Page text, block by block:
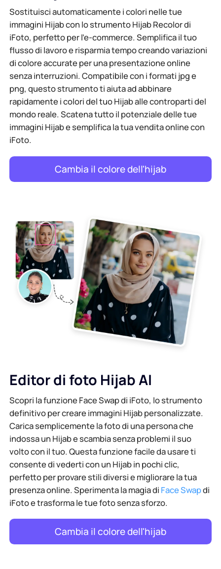
Sostituisci automaticamente i colori nelle tue
immagini Hijab con lo strumento Hijab Recolor di
iFoto, perfetto per l'e-commerce. Semplifica il tuo
flusso di lavoro e risparmia tempo creando variazioni
di colore accurate per una presentazione online
senza interruzioni. Compatibile con i formati jpg e
png, questo strumento ti aiuta ad abbinare
rapidamente i colori del tuo Hijab alle controparti del
mondo reale. Scatena tutto il potenziale delle tue
immagini Hijab e semplifica la tua vendita online con
iFoto.
Cambia il colore dell'hijab
Editor di foto Hijab AI
Scopri la funzione Face Swap di iFoto, lo strumento
definitivo per creare immagini Hijab personalizzate.
Carica semplicemente la foto di una persona che
indossa un Hijab e scambia senza problemi il suo
volto con il tuo. Questa funzione facile da usare ti
consente di vederti con un Hijab in pochi clic,
perfetto per provare stili diversi e migliorare la tua
presenza online. Sperimenta la magia di Face Swapdi
iFoto e trasforma le tue foto senza sforzo.
Cambia il colore dell'hijab